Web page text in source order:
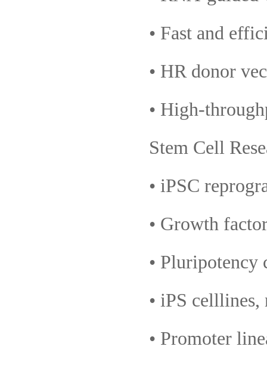
• Fast and
• HR donor
• High-
Stem Cell
• iPSC
• Growth
•
• iPS
• Promoter